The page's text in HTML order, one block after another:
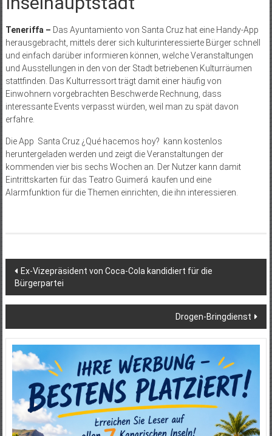
Teneriffa – Das Ayuntamiento von Santa Cruz hat eine Handy-App
herausgebracht, mittels derer sich kulturinteressierte Bürger schnell
und einfach darüber informieren können, welche Veranstaltungen
und Ausstellungen in den von der Stadt betriebenen Kulturräumen
stattfinden. Das Kulturressort trägt damit einer häufig von
Einwohnern vorgebrachten Beschwerde Rechnung, dass
interessante Events verpasst würden, weil man zu spät davon
erfahre.
Die App Santa Cruz ¿Qué hacemos hoy? kann kostenlos
heruntergeladen werden und zeigt die Veranstaltungen der
kommenden vier bis sechs Wochen an. Der Nutzer kann damit
Eintrittskarten für das Teatro Guimerá kaufen und eine
Alarmfunktion für die Themen einrichten, die ihn interessieren.
Beitragsnavigation
Ex-Vizepräsident von Coca-Cola kandidiert für die
Bürgerpartei
Drogen-Bringdienst